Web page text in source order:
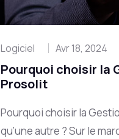
Logiciel Avr 18, 2024
Pourquoi choisir la
Prosolit
Pourquoi choisir la
qu’une autre ? Sur le